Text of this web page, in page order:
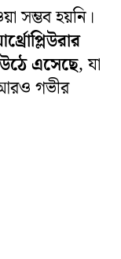
সম্ভব হয়নি।
এসেছে, যা
গভীর